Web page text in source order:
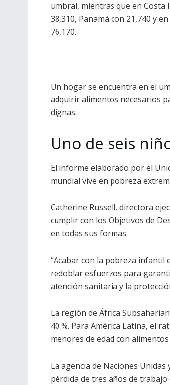
umbral, mientras que en Costa
38,310, Panamá con 21,740 y
76,170.
Un hogar se encuentra en el
adquirir alimentos necesarios
dignas.
Uno de seis
El informe elaborado por el
mundial vive en pobreza
Catherine Russell, directora
cumplir con los Objetivos de
en todas sus formas.
“Acabar con la pobreza infantil
redoblar esfuerzos para
atención sanitaria y la
La región de África
40 %. Para América Latina, el
menores de edad con
La agencia de Naciones
pérdida de tres años de